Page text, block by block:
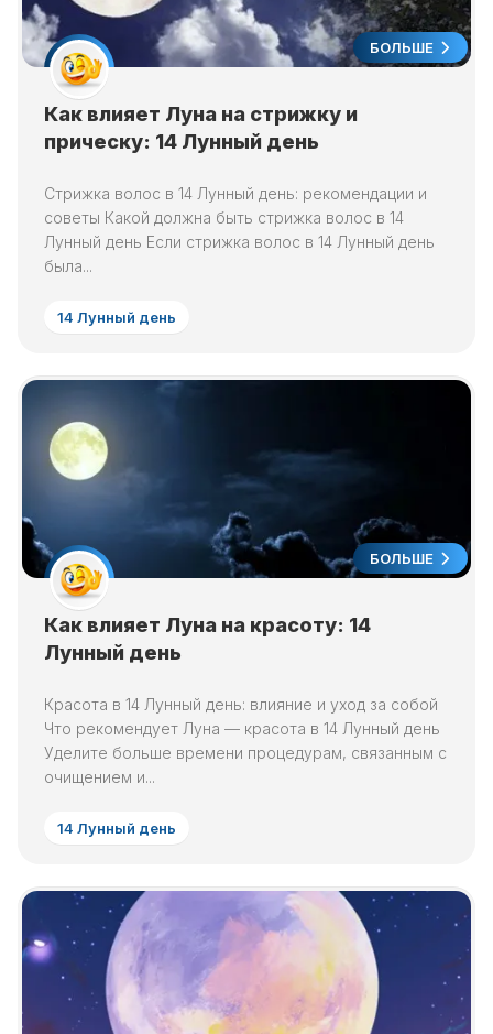
БОЛЬШЕ
Как влияет Луна на стрижку и
прическу: 14 Лунный день
Стрижка волос в 14 Лунный день: рекомендации и
советы Какой должна быть стрижка волос в 14
Лунный день Если стрижка волос в 14 Лунный день
была...
14 Лунный день
БОЛЬШЕ
Как влияет Луна на красоту: 14
Лунный день
Красота в 14 Лунный день: влияние и уход за собой
Что рекомендует Луна — красота в 14 Лунный день
Уделите больше времени процедурам, связанным с
очищением и...
14 Лунный день